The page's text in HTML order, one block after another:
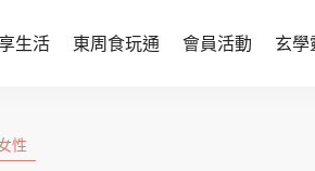
生活 東周食玩通 會員活動 玄學
性